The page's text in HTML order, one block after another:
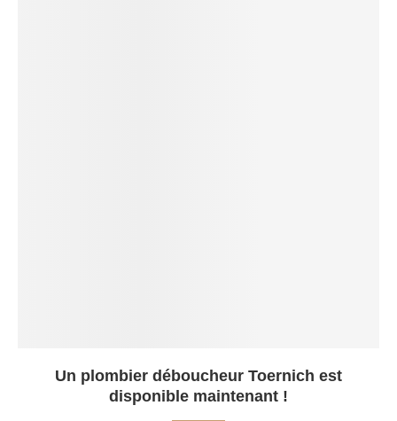
Un plombier déboucheur Toernich est
disponible maintenant !